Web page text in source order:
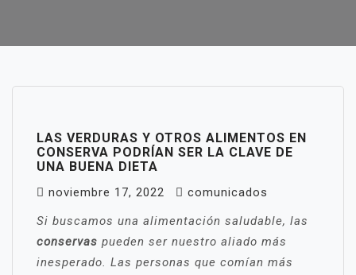
LAS VERDURAS Y OTROS ALIMENTOS EN
CONSERVA PODRÍAN SER LA CLAVE DE
UNA BUENA DIETA
noviembre 17, 2022
comunicados
Si buscamos una alimentación saludable, las
conservas pueden ser nuestro aliado más
inesperado. Las personas que comían más